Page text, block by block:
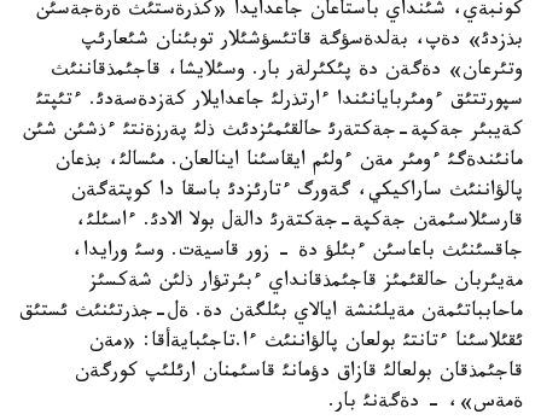
كونبةي، شئنداي باستاعان جاعدايدا «كذرةستئث ةرةجةسئن
بذزدئ» دةپ، بةلدةسؤگة قاتئسؤشئلار توبئنان شئعارئپ
وتئرعان» دةگةن دة پئكئرلةر بار. وسئلايشا، قاجئمذقاننئث
سپورتتئق ءومئربايانئندا ءارتذرلئ جاعدايلار كةزدةسةدئ. ءتئپتئ
كةيبئر جةكپة-جةكتةرئ حالقئمئزدئث ذلئ پةرزةنتئ ءذشئن شئن
مانئندةگئ ءومئر مةن ءولئم ايقاسئنا اينالعان. مئسالئ، بذعان
پالؤاننئث ساراكيكي، گةورگ ءتارئزدئ باسقا دا كوپتةگةن
قارسئلاسئمةن جةكپة-جةكتةرئ دالةل بولا الادئ. ءاسئلئ،
جاقسئنئث باعاسئن ءبئلؤ دة - زور قاسيةت. وسئ ورايدا،
مةيئربان حالقئمئز قاجئمذقانداي ءبئرتؤار ذلئن شةكسئز
ماحابباتئمةن مةيلئنشة ايالاي بئلگةن دة. ةل-جذرتئنئث ئستئق
ئقئلاسئنا ءتانتئ بولعان پالؤاننئث ءا.تاجئبايةأقا: «مةن
قاجئمذقان بولعالئ قازاق دؤمانئ قاسئمنان ارئلئپ كورگةن
ةمةس»، - دةگةنئ بار.